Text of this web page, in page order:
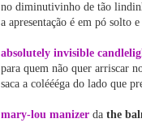
no diminutivinho de tão
a apresentação é em pó solto
absolutely invisible
para quem não quer arriscar
saca a coléééga do lado que
mary-lou manizer da the